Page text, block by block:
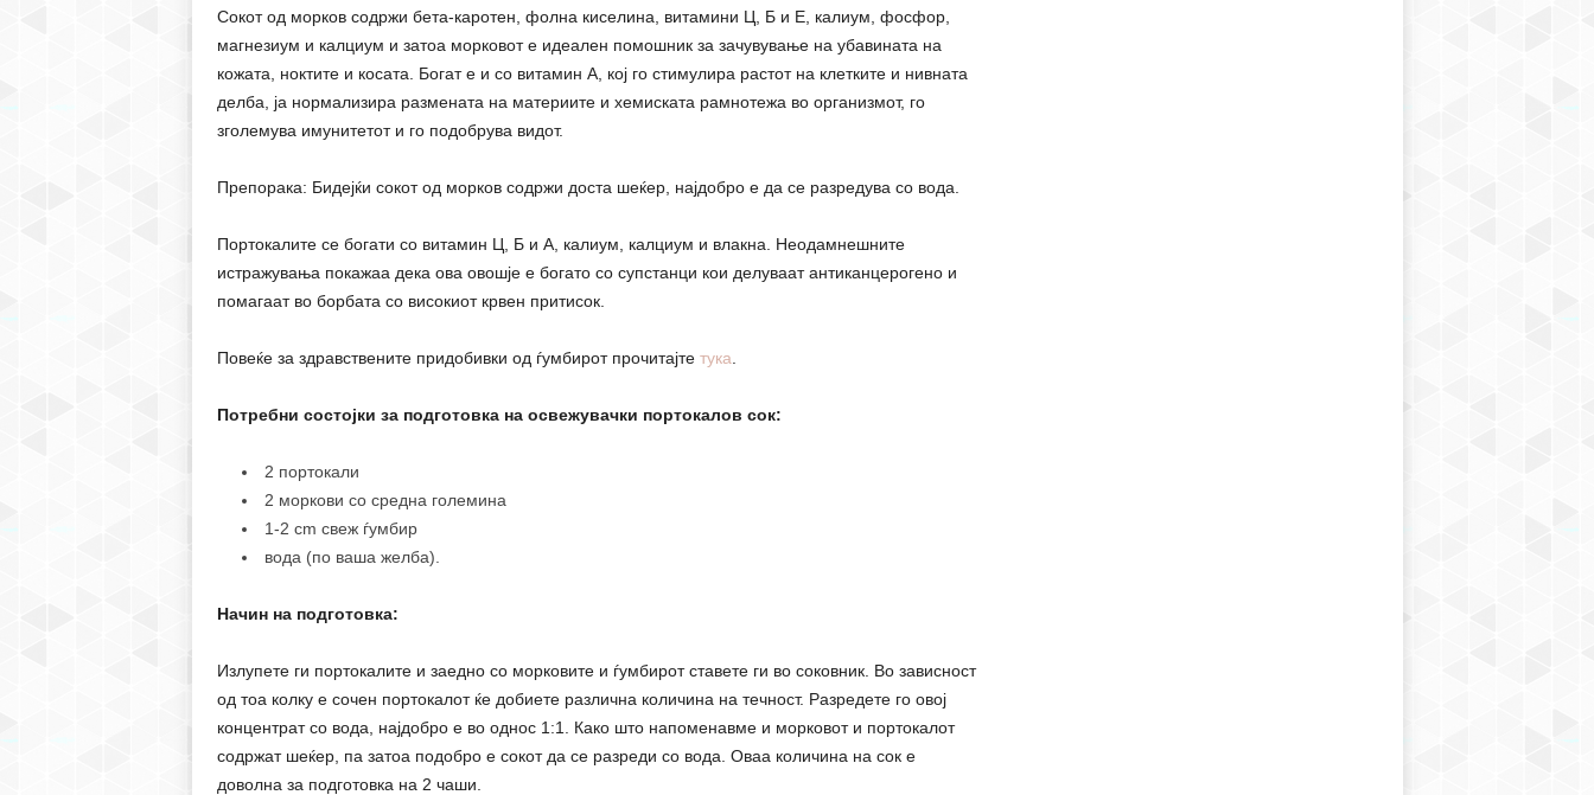
Сокот од морков содржи бета-каротен, фолна киселина, витамини Ц, Б и Е, калиум, фосфор,
магнезиум и калциум и затоа морковот е идеален помошник за зачувување на убавината на
кожата, ноктите и косата. Богат е и со витамин А, кој го стимулира растот на клетките и нивната
делба, ја нормализира размената на материите и хемиската рамнотежа во организмот, го
зголемува имунитетот и го подобрува видот.
Препорака: Бидејќи сокот од морков содржи доста шеќер, најдобро е да се разредува со вода.
Портокалите се богати со витамин Ц, Б и А, калиум, калциум и влакна. Неодамнешните
истражувања покажаа дека ова овошје е богато со супстанци кои делуваат антиканцерогено и
помагаат во борбата со високиот крвен притисок.
Повеќе за здравствените придобивки од ѓумбирот прочитајте тука
Потребни состојки за подготовка на освежувачки портокалов сок:
2 портокали
2 моркови со средна големина
1-2 cm свеж ѓумбир
вода (по ваша желба).
Начин на подготовка:
Излупете ги портокалите и заедно со морковите и ѓумбирот ставете ги во соковник. Во зависност
од тоа колку е сочен портокалот ќе добиете различна количина на течност. Разредете го овој
концентрат со вода, најдобро е во однос 1:1. Како што напоменавме и морковот и портокалот
содржат шеќер, па затоа подобро е сокот да се разреди со вода. Оваа количина на сок е
доволна за подготовка на 2 чаши.